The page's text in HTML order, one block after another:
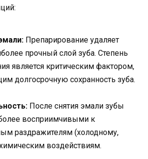
Препарирование удаляет
прочный слой зуба. Степень
является критическим фактором,
долгосрочную сохранность зуба.
После снятия эмали зубы
более восприимчивыми к
раздражителям (холодному,
воздействиям.